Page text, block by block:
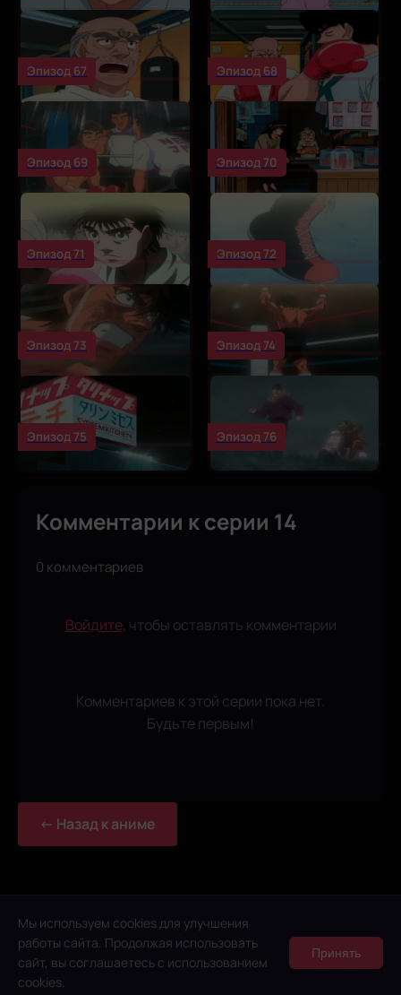
Мы используем cookies для улучшения
работы сайта. Продолжая использовать
сайт, вы соглашаетесь с использованием
cookies.
Принять
Эпизод 67 Эпизод 68
Эпизод 69 Эпизод 70
Эпизод 71 Эпизод 72
Эпизод 73 Эпизод 74
Эпизод 75 Эпизод 76
Комментарии к серии 14
0 комментариев
Войдите, чтобы оставлять комментарии
Комментариев к этой серии пока нет.
Будьте первым!
← Назад к аниме
© 2026 Anidub Online Lite. Все права защищены.